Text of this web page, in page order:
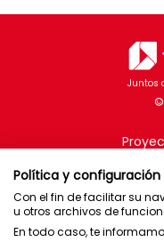
Juntos
Política y configuración
Con el fin de facilitar su
u otros archivos de
En todo caso, te